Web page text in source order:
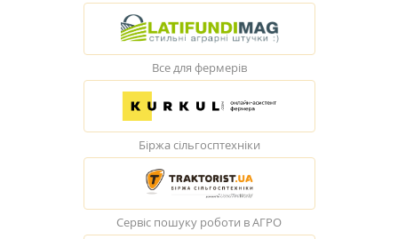
Все для фермерів
Біржа сільгосптехніки
Сервіс пошуку роботи в АГРО